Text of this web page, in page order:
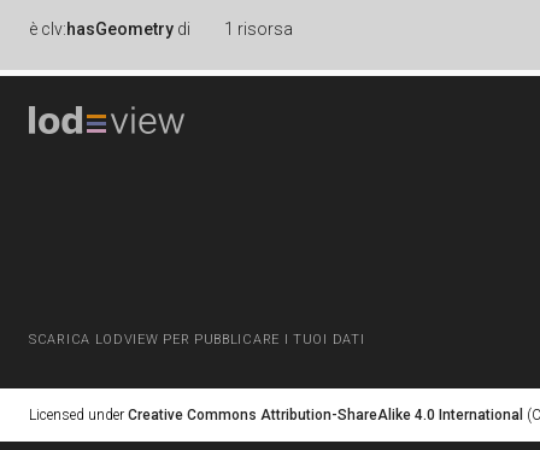
è clv:hasGeometry di 1 risorsa
SCARICA LODVIEW PER PUBBLICARE I TUOI DATI
Licensed under Creative Commons Attribution-ShareAlike 4.0 International